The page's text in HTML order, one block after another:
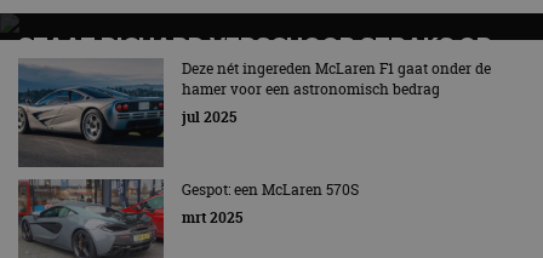
STAAT RICHARD VERSCHOOR STRAKS OP
HET F1-PODIUM?
Officieel onderdeel van McLaren
Deze nét ingereden McLaren F1 gaat onder de
hamer voor een astronomisch bedrag
jul 2025
Gespot: een McLaren 570S
mrt 2025